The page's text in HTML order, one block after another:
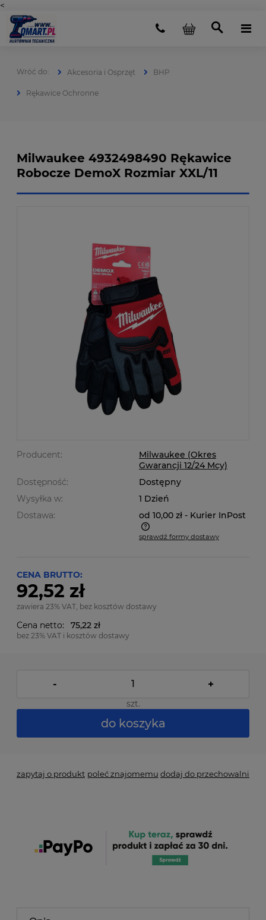
<
Akcesoria i Osprzęt BHP
Rękawice Ochronne
Milwaukee 4932498490 Rękawice
Robocze DemoX Rozmiar XXL/11
Producent:
Milwaukee (Okres
Gwarancji 12/24 Mcy)
Dostępność:
Dostępny
Wysyłka w:
1 Dzień
Dostawa:
od 10,00 zł - Kurier InPost
Cena nie zawiera ewentualnych kosztów płatności
sprawdź formy dostawy
CENA BRUTTO:
92,52 zł
zawiera 23% VAT, bez kosztów dostawy
Cena netto: 75,22 zł
bez 23% VAT i kosztów dostawy
- +
szt.
do koszyka
zapytaj o produkt poleć znajomemu dodaj do przechowalni